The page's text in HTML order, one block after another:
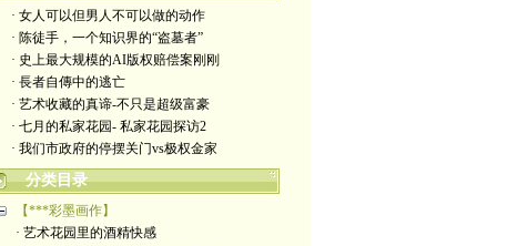
目录中标注星号的为本人艺术原创
· 女人可以但男人不可以做的动作
· 陈徒手，一个知识界的“盗墓者”
· 史上最大规模的AI版权赔偿案刚刚
· 長者自傳中的逃亡
· 艺术收藏的真谛-不只是超级富豪
· 七月的私家花园- 私家花园探访2
· 我们市政府的停摆关门vs极权金家
分类目录
【***彩墨画作】
· 艺术花园里的酒精快感